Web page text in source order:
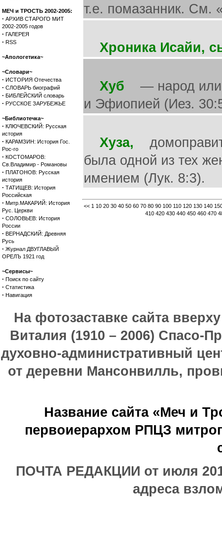
МЕЧ и ТРОСТЬ 2002-2005:
· АРХИВ СТАРОГО МИТ
2002-2005 годов
· ГАЛЕРЕЯ
· RSS
~Апологетика~
~Словари~
· ИСТОРИЯ Отечества
· СЛОВАРЬ биографий
· БИБЛЕЙСКИЙ словарь
· РУССКОЕ ЗАРУБЕЖЬЕ
~Библиотечка~
· КЛЮЧЕВСКИЙ: Русская
история
· КАРАМЗИН: История Гос.
Рос-го
· КОСТОМАРОВ:
Св.Владимир - Романовы
· ПЛАТОНОВ: Русская
история
· ТАТИЩЕВ: История
Российская
· Митр.МАКАРИЙ: История
Рус. Церкви
· СОЛОВЬЕВ: История
России
· ВЕРНАДСКИЙ: Древняя
Русь
· Журнал ДВУГЛАВЫЙ
ОРЕЛЪ 1921 год
~Сервисы~
· Поиск по сайту
· Статистика
· Навигация
т.е. помазанник. См.
Хроника Исайи,
Хуб — народ или
и Эфиопией (Иез.
Хуза,
была одной из тех
имением (Лук. 8:3).
<< 1 10 20 30 40 50 60 70 80 90 100 110 120 130 140
410 420 430 440 450 460 470
На фотозаставке сайта
Виталия (1910 – 2006) Спасо-
духовно-административный
от деревни Мансонвилль,
Название сайта «Меч и
первоиерархом РПЦЗ
ПОЧТА РЕДАКЦИИ от июля
адреса